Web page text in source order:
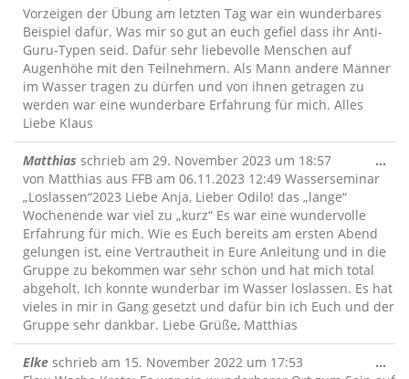
Vorzeigen der Übung am letzten Tag war ein wunderbares
Beispiel dafür. Was mir so gut an euch gefiel dass ihr Anti-
Guru-Typen seid. Dafür sehr liebevolle Menschen auf
Augenhöhe mit den Teilnehmern. Als Mann andere Männer
im Wasser tragen zu dürfen und von ihnen getragen zu
werden war eine wunderbare Erfahrung für mich. Alles
Liebe Klaus
Matthias schrieb am 29. November 2023 um 18:57
von Matthias aus FFB am 06.11.2023 12:49 Wasserseminar
„Loslassen“2023 Liebe Anja, Lieber Odilo! das „lange“
Wochenende war viel zu „kurz“ Es war eine wundervolle
Erfahrung für mich. Wie es Euch bereits am ersten Abend
gelungen ist, eine Vertrautheit in Eure Anleitung und in die
Gruppe zu bekommen war sehr schön und hat mich total
abgeholt. Ich konnte wunderbar im Wasser loslassen. Es hat
vieles in mir in Gang gesetzt und dafür bin ich Euch und der
Gruppe sehr dankbar. Liebe Grüße, Matthias
...
Elke schrieb am 15. November 2022 um 17:53
...